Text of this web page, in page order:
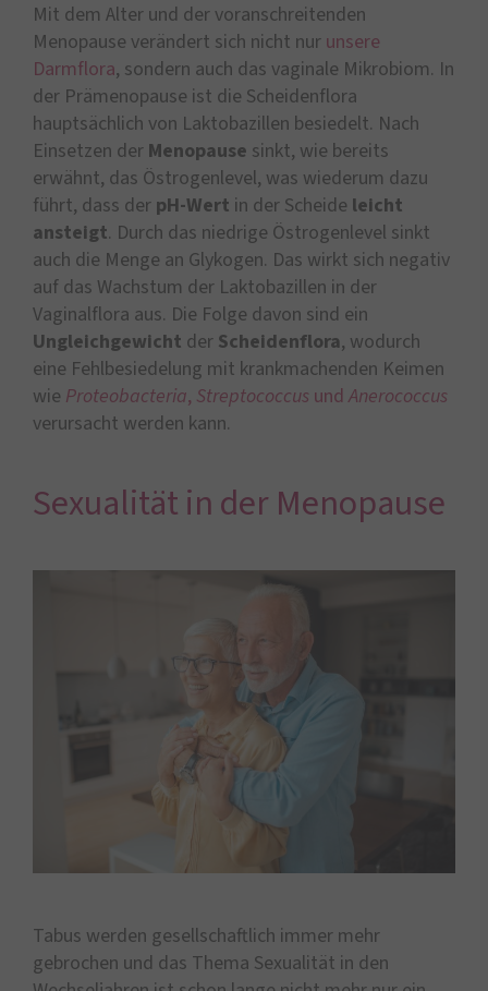
Mit dem Alter und der voranschreitenden
Menopause verändert sich nicht nur unsere
Darmflora, sondern auch das vaginale Mikrobiom. In
der Prämenopause ist die Scheidenflora
hauptsächlich von Laktobazillen besiedelt. Nach
Einsetzen der Menopause sinkt, wie bereits
erwähnt, das Östrogenlevel, was wiederum dazu
führt, dass der pH-Wert in der Scheide leicht
ansteigt. Durch das niedrige Östrogenlevel sinkt
auch die Menge an Glykogen. Das wirkt sich negativ
auf das Wachstum der Laktobazillen in der
Vaginalflora aus. Die Folge davon sind ein
Ungleichgewicht der Scheidenflora, wodurch
eine Fehlbesiedelung mit krankmachenden Keimen
wie Proteobacteria, Streptococcus undAnerococcus
verursacht werden kann.
Sexualität in der Menopause
Tabus werden gesellschaftlich immer mehr
gebrochen und das Thema Sexualität in den